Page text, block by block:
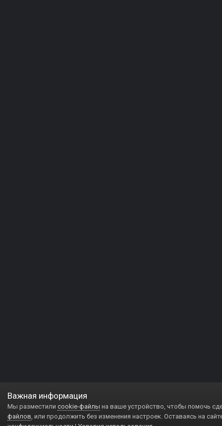
Важная информация
Мы разместили cookie-файлы на ваше устройство, чтобы помочь
файлов, или продолжить без изменения настроек. Оставаясь на